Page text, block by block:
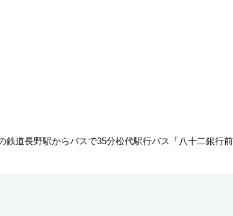
鉄道長野駅からバスで35分松代駅行バス「八十二銀行